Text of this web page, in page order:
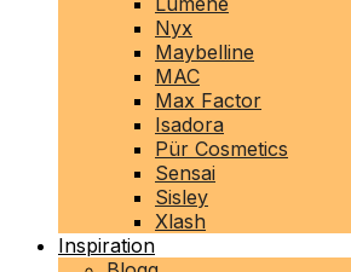
Nyx
Maybelline
MAC
Max Factor
Isadora
Pür Cosmetics
Sensai
Sisley
Xlash
Inspiration